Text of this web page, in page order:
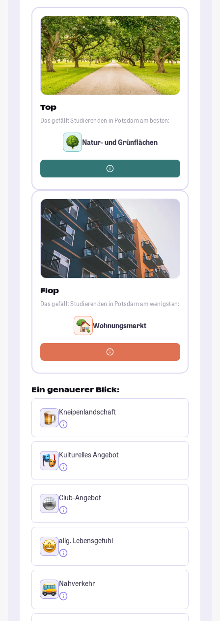
Top
Das gefällt Studierenden in Potsdam am besten:
Natur- und Grünflächen
Flop
Das gefällt Studierenden in Potsdam am wenigsten:
Wohnungsmarkt
Ein genauerer Blick:
Kneipenlandschaft
Kulturelles Angebot
Club-Angebot
allg. Lebensgefühl
Nahverkehr